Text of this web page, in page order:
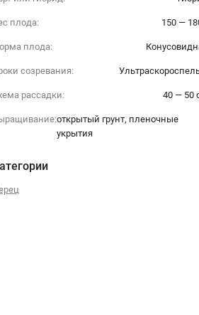
плода: 150 —
плода:
созревания:
рассадки: 40 — 50
открытый грунт, пленочные
укрытия